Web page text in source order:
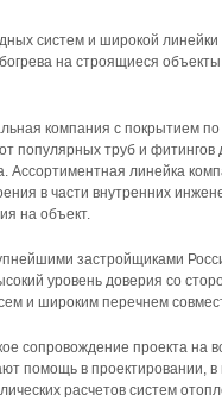
систем и широкой
на строящиеся
компания с покрытием по
популярных труб и
Ассортиментная линейка
в части внутренних
на объект.
застройщиками
уровень доверия со
и широким перечнем
сопровождение проекта на
помощь в проектировании,
расчетов систем